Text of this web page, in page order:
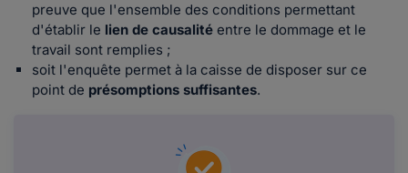
preuve que l'ensemble des conditions permettant
d'établir le lien de causalité entre le dommage et le
travail sont remplies ;
soit l'enquête permet à la caisse de disposer sur ce
point de présomptions suffisantes.